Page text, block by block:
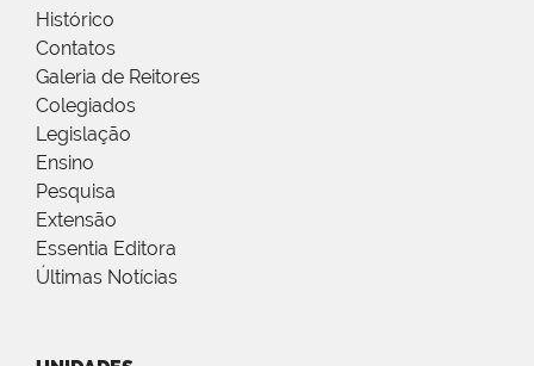
Histórico
Contatos
Galeria de Reitores
Colegiados
Legislação
Ensino
Pesquisa
Extensão
Essentia Editora
Últimas Notícias